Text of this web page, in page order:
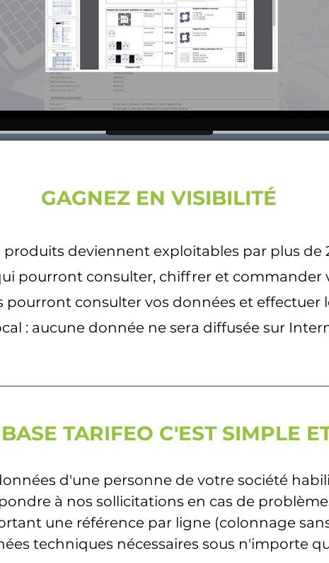
GAGNEZ EN VISIBILITÉ
produits deviennent exploitables par plus de
pourront consulter, chiffrer et commander
pourront consulter vos données et effectuer
: aucune donnée ne sera diffusée sur
TARIFEO C'EST SIMPLE
d'une personne de votre société
à nos sollicitations en cas de
une référence par ligne (colonnage
techniques nécessaires sous n'importe